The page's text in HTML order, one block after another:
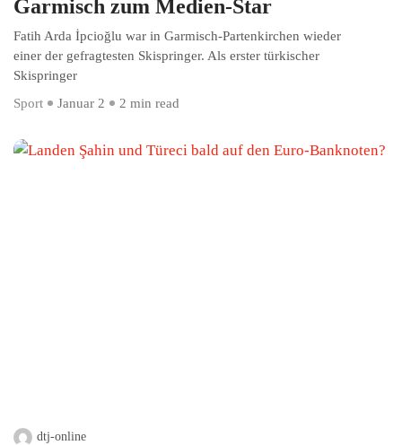
Garmisch zum Medien-Star
Fatih Arda İpcioğlu war in Garmisch-Partenkirchen wieder
einer der gefragtesten Skispringer. Als erster türkischer
Skispringer
Sport
Januar 2 2 min read
dtj-online